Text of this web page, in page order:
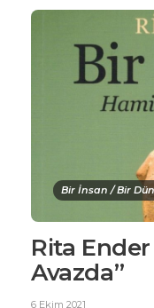
Bir İnsan / Bir
Rita
Avazda”
6 Ekim 2021